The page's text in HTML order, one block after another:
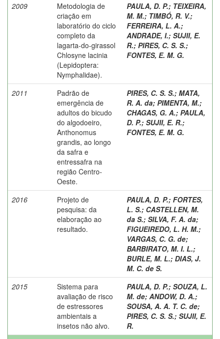
2009
Metodologia de
criação em
laboratório do ciclo
completo da
lagarta-do-girassol
Chlosyne lacinia
(Lepidoptera:
Nymphalidae).
PAULA, D. P.; TEIXEIRA,
M. M.; TIMBÓ, R. V.;
FERREIRA, L. A.;
ANDRADE, I.; SUJII, E.
R.; PIRES, C. S. S.;
FONTES, E. M. G.
2011
Padrão de
emergência de
adultos do bicudo
do algodoeiro,
Anthonomus
grandis, ao longo
da safra e
entressafra na
região Centro-
Oeste.
PIRES, C. S. S.; MATA,
R. A. da; PIMENTA, M.;
CHAGAS, G. A.; PAULA,
D. P.; SUJII, E. R.;
FONTES, E. M. G.
2016
Projeto de
pesquisa: da
elaboração ao
resultado.
PAULA, D. P.; FORTES,
L. S.; CASTELLEN, M.
da S.; SILVA, F. A. da;
FIGUEIREDO, L. H. M.;
VARGAS, C. G. de;
BARBIRATO, M. I. L.;
BURLE, M. L.; DIAS, J.
M. C. de S.
2015
Sistema para
avaliação de risco
de estressores
ambientais a
insetos não alvo.
PAULA, D. P.; SOUZA, L.
M. de; ANDOW, D. A.;
SOUSA, A. A. T. C. de;
PIRES, C. S. S.; SUJII, E.
R.